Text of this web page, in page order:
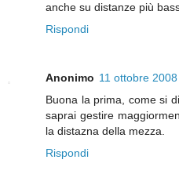
anche su distanze più
Rispondi
Anonimo 11 ottobre
Buona la prima, come si
saprai gestire
la distazna della mezza.
Rispondi